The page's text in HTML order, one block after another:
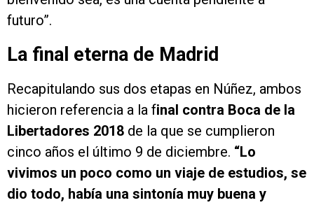
futuro”.
La final eterna de Madrid
Recapitulando sus dos etapas en Núñez, ambos
hicieron referencia a la final contra Boca de la
Libertadores 2018 de la que se cumplieron
cinco años el último 9 de diciembre. “Lo
vivimos un poco como un viaje de estudios, se
dio todo, había una sintonía muy buena y